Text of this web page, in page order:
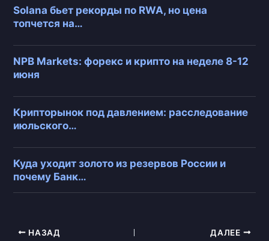
Solana бьет рекорды по RWA, но цена
топчется на…
NPB Markets: форекс и крипто на неделе 8-12
июня
Крипторынок под давлением: расследование
июльского…
Куда уходит золото из резервов России и
почему Банк…
НАЗАД ДАЛЕЕ